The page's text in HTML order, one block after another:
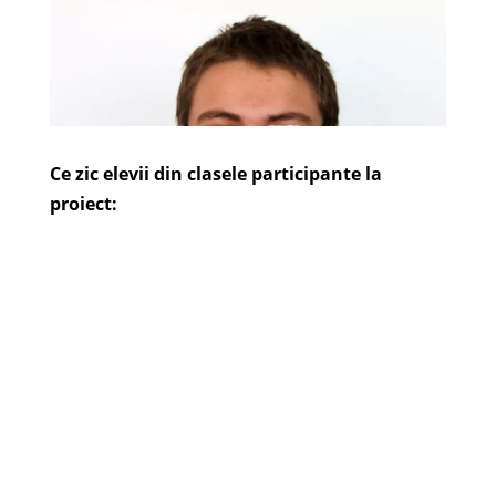
Ce zic elevii din clasele participante la
proiect: